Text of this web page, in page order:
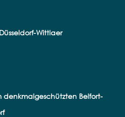
Wittlaer
Belfort-